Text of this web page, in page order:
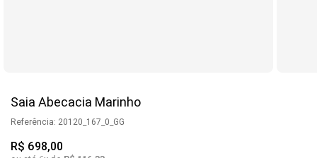
Saia Abecacia Marinho
Referência: 20120_167_0_GG
R$ 698,00